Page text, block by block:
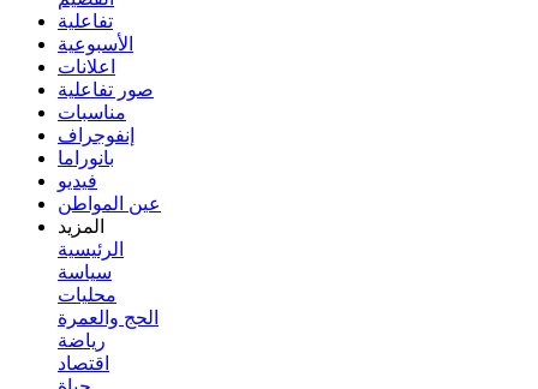
تفاعلية
الأسبوعية
اعلانات
صور تفاعلية
مناسبات
إنفوجراف
بانوراما
فيديو
عين المواطن
المزيد
الرئيسية
سياسة
محليات
الحج والعمرة
رياضة
اقتصاد